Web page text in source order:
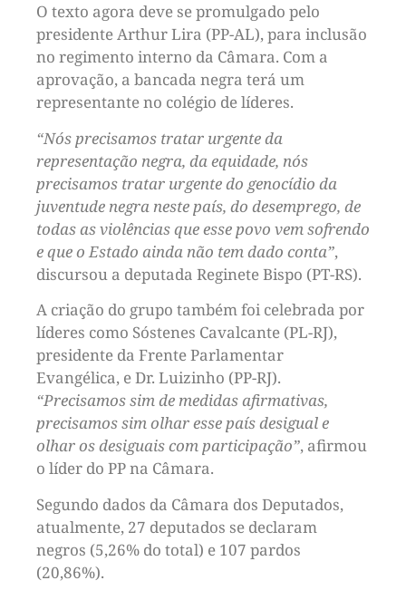
O texto agora deve se promulgado pelo
presidente Arthur Lira (PP-AL), para inclusão
no regimento interno da Câmara. Com a
aprovação, a bancada negra terá um
representante no colégio de líderes.
“Nós precisamos tratar urgente da
representação negra, da equidade, nós
precisamos tratar urgente do genocídio da
juventude negra neste país, do desemprego, de
todas as violências que esse povo vem sofrendo
e que o Estado ainda não tem dado conta”,
discursou a deputada Reginete Bispo (PT-RS).
A criação do grupo também foi celebrada por
líderes como Sóstenes Cavalcante (PL-RJ),
presidente da Frente Parlamentar
Evangélica, e Dr. Luizinho (PP-RJ).
“Precisamos sim de medidas afirmativas,
precisamos sim olhar esse país desigual e
olhar os desiguais com participação”, afirmou
o líder do PP na Câmara.
Segundo dados da Câmara dos Deputados,
atualmente, 27 deputados se declaram
negros (5,26% do total) e 107 pardos
(20,86%).